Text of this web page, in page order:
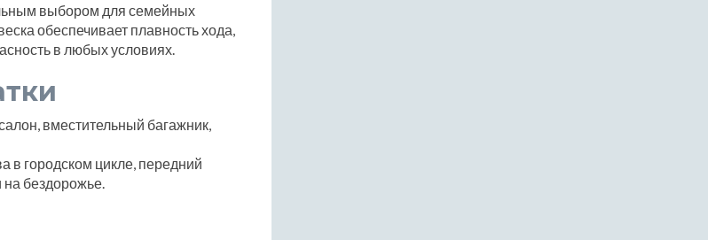
выбором для семейных
обеспечивает плавность хода,
в любых условиях.
вместительный багажник,
в городском цикле, передний
бездорожье.